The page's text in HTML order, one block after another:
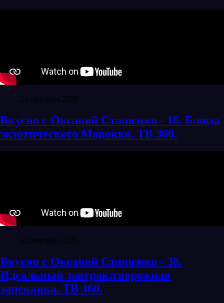
21 сентября 2020
Вкусно с Оксаной Сташенко - 16. Блюда
экзотического Марокко. ТВ 360.
12 сентября 2020
Вкусно с Оксаной Сташенко - 38.
Идеальный завтрак׃ творожная
запеканка. ТВ 360.